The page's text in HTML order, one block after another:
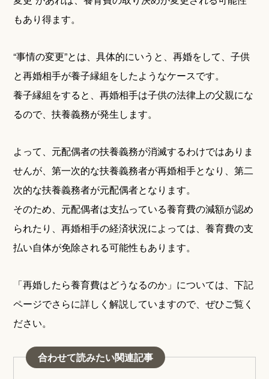
もあり得ます。
“事情の変更”とは、具体的にいうと、再婚をして、子供
と再婚相手が養子縁組をしたようなケースです。
養子縁組をすると、再婚相手は子供の法律上の父親にな
るので、扶養義務が発生します。
よって、元配偶者の扶養義務が消滅するわけではありま
せんが、第一次的な扶養義務者が再婚相手となり、第二
次的な扶養義務者が元配偶者となります。
そのため、元配偶者は支払っている養育費の減額が認め
られたり、再婚相手の経済状況によっては、養育費の支
払い自体が免除される可能性もあります。
「再婚したら養育費はどうなるのか」については、下記
ページでさらに詳しく解説していますので、ぜひご覧く
ださい。
合わせて読みたい関連記事